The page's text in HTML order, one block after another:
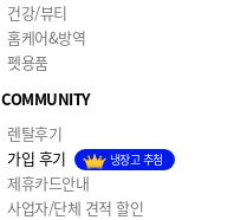
이달의혜택
건강/뷰티
홈케어&방역
펫용품
COMMUNITY
렌탈후기
가입 후기
냉장고 추첨
제휴카드안내
사업자/단체 견적 할인